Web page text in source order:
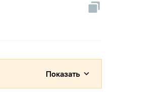
Показать